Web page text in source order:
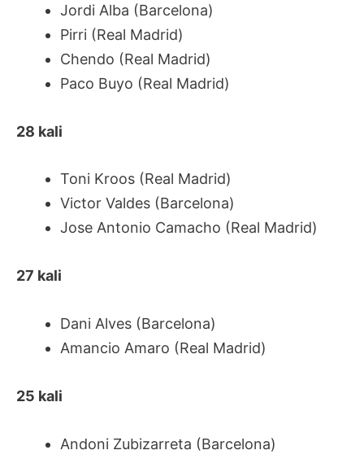
Jordi Alba (Barcelona)
Pirri (Real Madrid)
Chendo (Real Madrid)
Paco Buyo (Real Madrid)
28 kali
Toni Kroos (Real Madrid)
Victor Valdes (Barcelona)
Jose Antonio Camacho (Real Madrid)
27 kali
Dani Alves (Barcelona)
Amancio Amaro (Real Madrid)
25 kali
Andoni Zubizarreta (Barcelona)